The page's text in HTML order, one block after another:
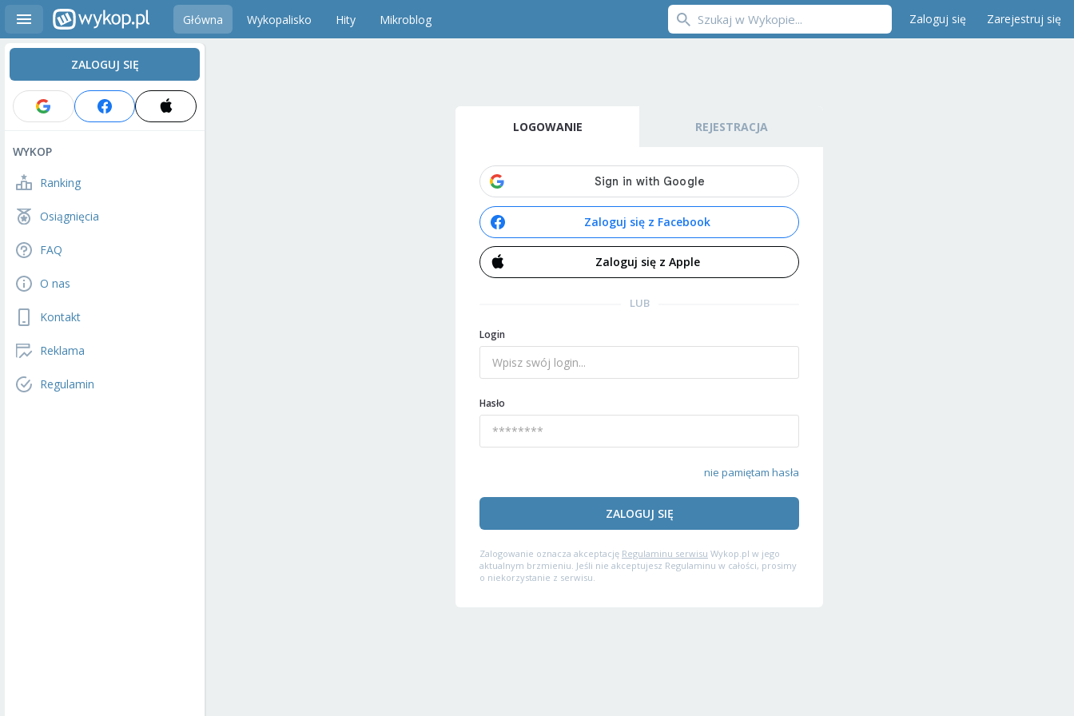
Główna Wykopalisko Hity Mikroblog Zaloguj się Zarejestruj się
ZALOGUJ SIĘ
WYKOP
Ranking
Osiągnięcia
FAQ
O nas
Kontakt
Reklama
Regulamin
LOGOWANIE REJESTRACJA
Zaloguj się z Facebook
Zaloguj się z Apple
LUB
Login
Hasło
nie pamiętam hasła
ZALOGUJ SIĘ
Zalogowanie oznacza akceptację Regulaminu serwisu Wykop.pl w jego
aktualnym brzmieniu. Jeśli nie akceptujesz Regulaminu w całości, prosimy
o niekorzystanie z serwisu.